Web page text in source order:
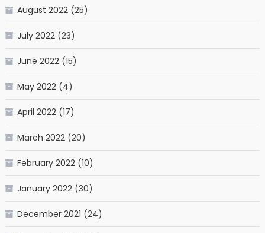
August 2022(25)
July 2022(23)
June 2022(15)
May 2022(4)
April 2022(17)
March 2022(20)
February 2022(10)
January 2022(30)
December 2021 (24)